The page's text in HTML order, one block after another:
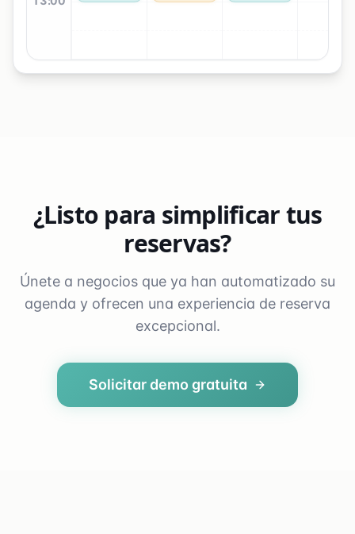
¿Listo para simplificar tus
reservas?
Únete a negocios que ya han automatizado su
agenda y ofrecen una experiencia de reserva
excepcional.
Solicitar demo gratuita